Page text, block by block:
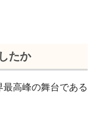
たか
高峰の舞台である